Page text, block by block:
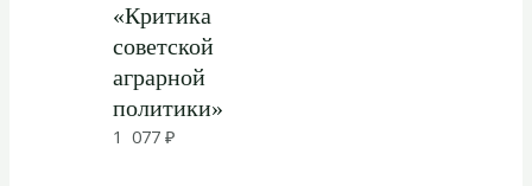
«Критика
советской
аграрной
политики»
1 077₽